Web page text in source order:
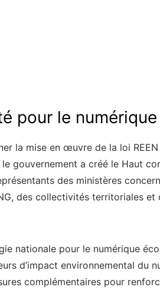
pour le
la mise en œuvre de la loi
gouvernement a créé le Haut
des ministères
des collectivités territoriales et
nationale pour le numérique
d’impact environnemental du
complémentaires pour